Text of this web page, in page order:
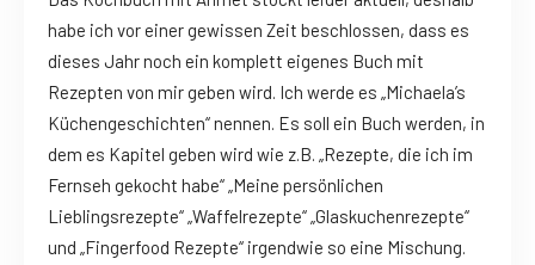
habe ich vor einer gewissen Zeit beschlossen, dass es
dieses Jahr noch ein komplett eigenes Buch mit
Rezepten von mir geben wird. Ich werde es „Michaela’s
Küchengeschichten“ nennen. Es soll ein Buch werden, in
dem es Kapitel geben wird wie z.B. „Rezepte, die ich im
Fernseh gekocht habe“ „Meine persönlichen
Lieblingsrezepte“ „Waffelrezepte“ „Glaskuchenrezepte“
und „Fingerfood Rezepte“ irgendwie so eine Mischung.